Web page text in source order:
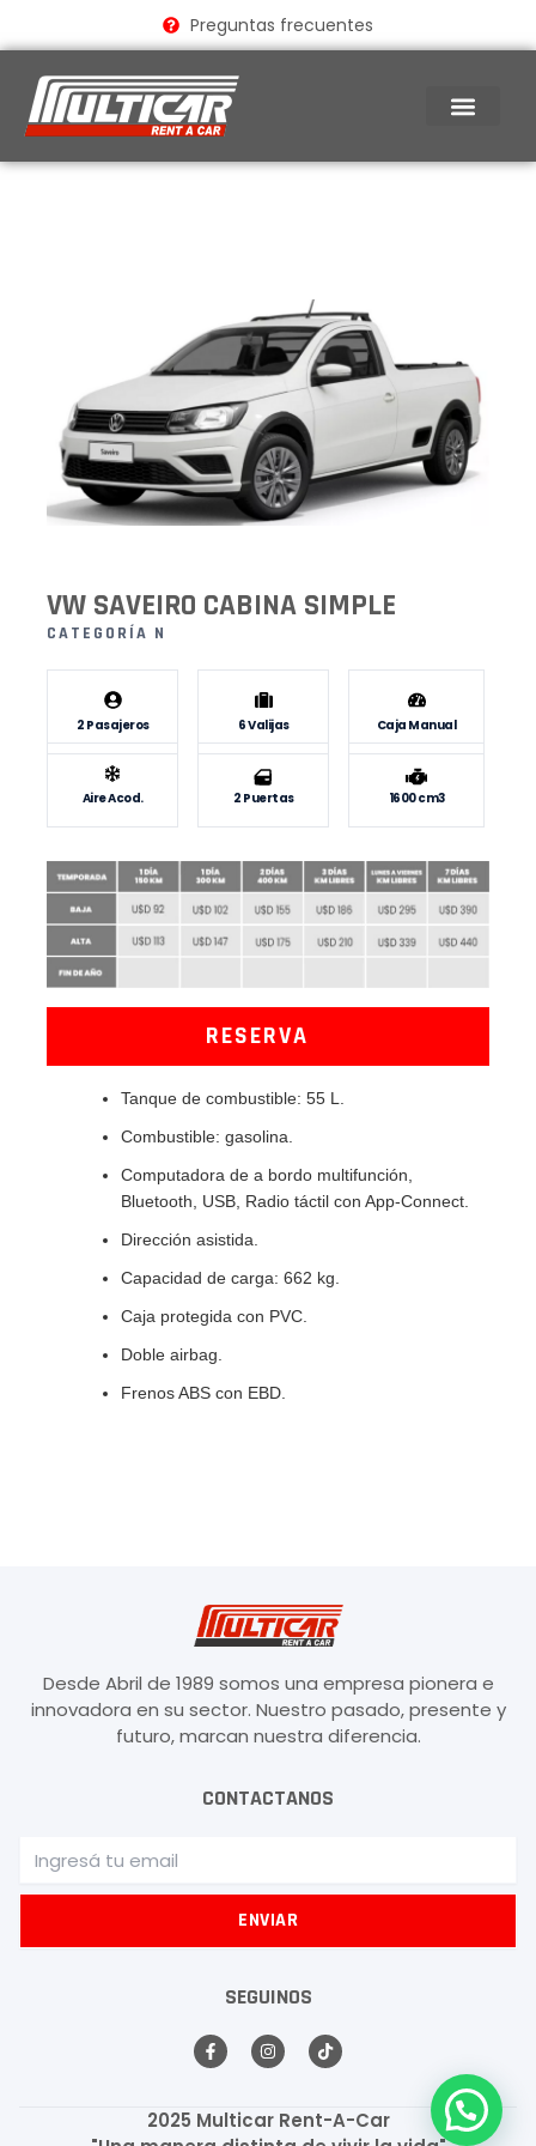
Preguntas frecuentes
VW SAVEIRO CABINA SIMPLE
CATEGORÍA N
2 Pasajeros 6 Valijas Caja Manual
Aire Acod. 2 Puertas 1600 cm3
RESERVA
Tanque de combustible: 55 L.
Combustible: gasolina.
Computadora de a bordo multifunción,
Bluetooth, USB, Radio táctil con App-Connect.
Dirección asistida.
Capacidad de carga: 662 kg.
Caja protegida con PVC.
Doble airbag.
Frenos ABS con EBD.
Desde Abril de 1989 somos una empresa pionera e
innovadora en su sector. Nuestro pasado, presente y
futuro, marcan nuestra diferencia.
CONTACTANOS
ENVIAR
SEGUINOS
F
a
c
b
o
I
n
s
g
T
i
k
k
2025 Multicar Rent-A-Car